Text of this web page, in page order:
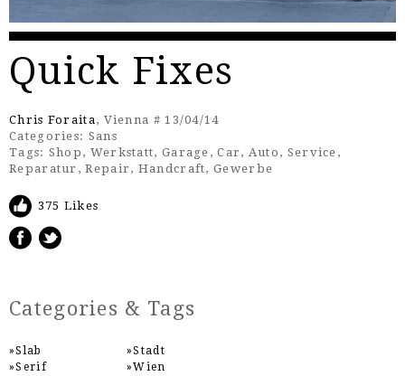
Quick Fixes
Chris Foraita , Vienna # 13/04/14
Categories: Sans
Tags: Shop , Werkstatt, Garage ,Car , Auto , Service ,
Reparatur ,Repair , Handcraft,Gewerbe
375 Likes
Categories & Tags
Slab
Serif
Stadt
Wien